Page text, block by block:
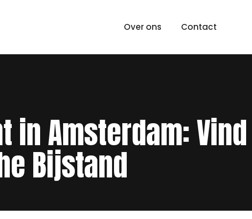
Over ons Contact
in Amsterdam: Vind
Bijstand